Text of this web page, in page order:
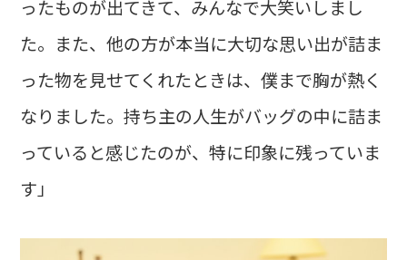
ったものが出てきて、みんなで大笑いしまし
た。また、他の方が本当に大切な思い出が詰ま
った物を見せてくれたときは、僕まで胸が熱く
なりました。持ち主の人生がバッグの中に詰ま
っていると感じたのが、特に印象に残っていま
す」